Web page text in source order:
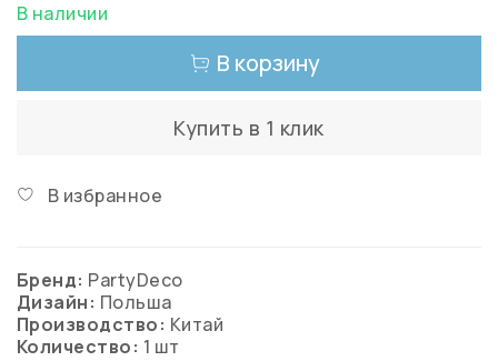
В наличии
В корзину
Купить в 1 клик
В избранное
Бренд: PartyDeco
Дизайн: Польша
Производство: Китай
Количество: 1 шт